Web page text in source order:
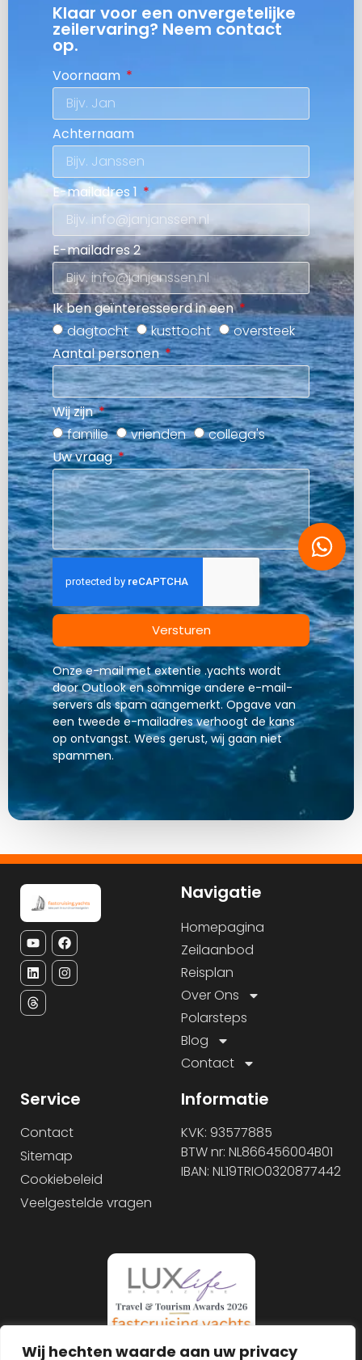
Wij hechten waarde aan uw privacy
Klaar voor een onvergetelijke
zeilervaring? Neem contact
op.
Voornaam
Achternaam
E-mailadres 1
E-mailadres 2
Ik ben geïnteresseerd in een
dagtocht
kusttocht
oversteek
Aantal personen
Wij zijn
familie
vrienden
collega's
Uw vraag
Versturen
Onze e-mail met extentie .yachts wordt
door Outlook en sommige andere e-mail-
servers als spam aangemerkt. Opgave van
een tweede e-mailadres verhoogt de kans
op ontvangst. Wees gerust, wij gaan niet
spammen.
Navigatie
Homepagina
Zeilaanbod
Reisplan
Over Ons
Polarsteps
Blog
Contact
Service
Contact
Sitemap
Cookiebeleid
Veelgestelde vragen
Informatie
KVK: 93577885
BTW nr: NL866456004B01
IBAN: NL19TRIO0320877442